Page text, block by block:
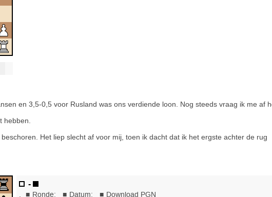
en 3,5-0,5 voor Rusland was ons verdiende loon. Nog steeds vraag ik me af
hebben.
Het liep slecht af voor mij, toen ik dacht dat ik het ergste achter de rug